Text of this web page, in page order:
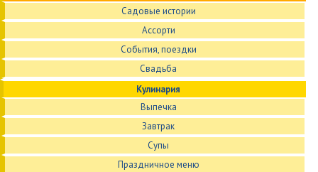
Садовые истории
Ассорти
События, поездки
Свадьба
Кулинария
Выпечка
Завтрак
Супы
Праздничное меню